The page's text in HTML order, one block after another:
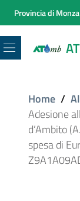
Provincia di
Menu
Home /
Adesione
d’Ambito
spesa di